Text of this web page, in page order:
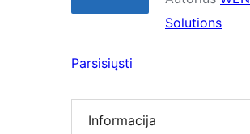
Solutions
Parsisiųsti
Informacija